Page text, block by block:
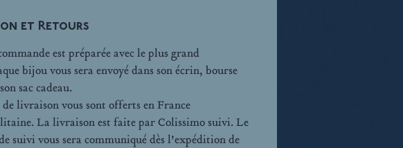
et Retours
est préparée avec le plus grand
bijou vous sera envoyé dans son écrin, bourse
sac cadeau.
livraison vous sont offerts en France
La livraison est faite par Colissimo suivi. Le
suivi vous sera communiqué dès l’expédition de